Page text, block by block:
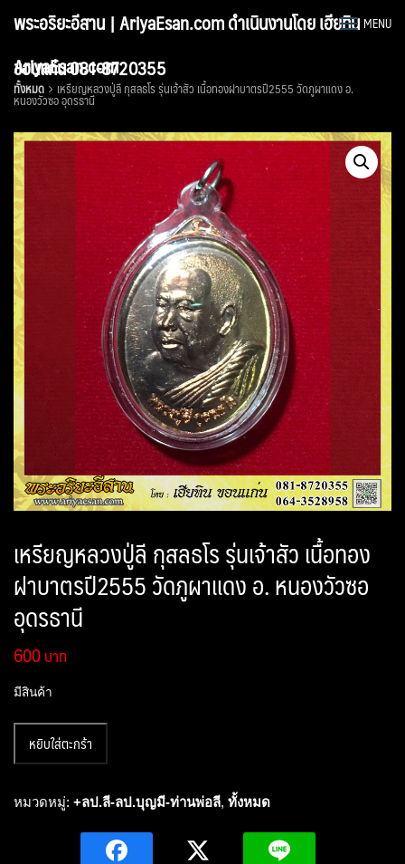
พระอริยะอีสาน | AriyaEsan.com ดำเนินงานโดย เฮียทิน
ขอนแก่น 081-8720355
MENU
AriyaEsan.com
ทั้งหมด เหรียญหลวงปู่ลี กุสลธโร รุ่นเจ้าสัว เนื้อทองฝาบาตรปี2555 วัดภูผาแดง อ.
หนองวัวซอ อุดรธานี
เหรียญหลวงปู่ลี กุสลธโร รุ่นเจ้าสัว เนื้อทอง
ฝาบาตรปี2555 วัดภูผาแดง อ. หนองวัวซอ
อุดรธานี
600
มีสินค้า
เหรียญ
ปู่
หยิบใส่ตะกร้า
หมวดหมู่: +ลป.ลี-ลป.บุญมี-ท่านพ่อลี, ทั้งหมด